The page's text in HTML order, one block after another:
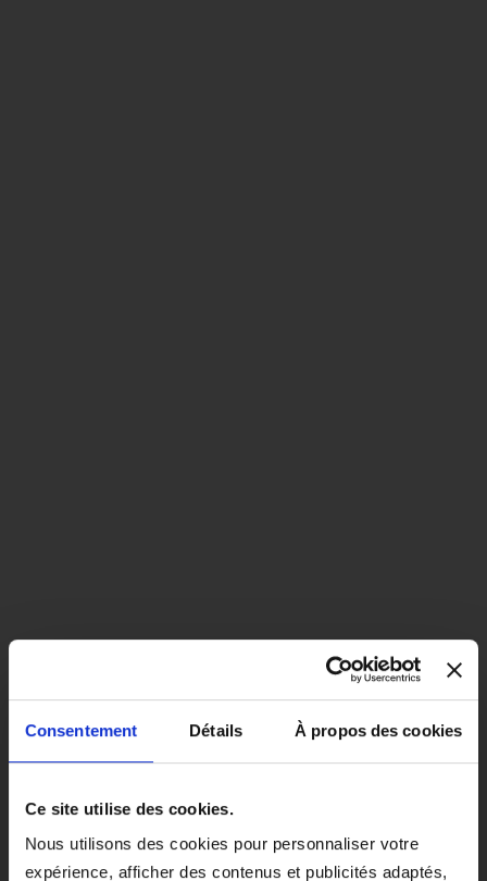
Consentement Détails À propos des cookies
Ce site utilise des cookies.
Nous utilisons des cookies pour personnaliser votre
expérience, afficher des contenus et publicités adaptés,
close
EN COLORIS NOIR, CE PRODUIT
SEPTEMBRE 2026.